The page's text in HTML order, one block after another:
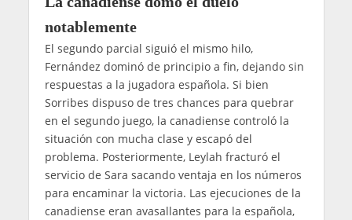
notablemente
El segundo parcial siguió el mismo hilo,
Fernández dominó de principio a fin, dejando sin
respuestas a la jugadora española. Si bien
Sorribes dispuso de tres chances para quebrar
en el segundo juego, la canadiense controló la
situación con mucha clase y escapó del
problema. Posteriormente, Leylah fracturó el
servicio de Sara sacando ventaja en los números
para encaminar la victoria. Las ejecuciones de la
canadiense eran avasallantes para la española,